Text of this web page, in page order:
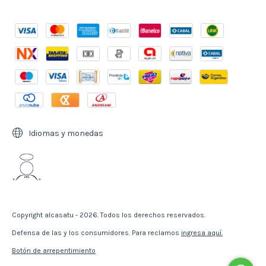
Idiomas y monedas
Copyright alcasatu - 2026. Todos los derechos reservados.
Defensa de las y los consumidores. Para reclamos ingresa aquí.
Botón de arrepentimiento